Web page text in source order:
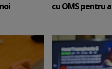
cu OMS pentru